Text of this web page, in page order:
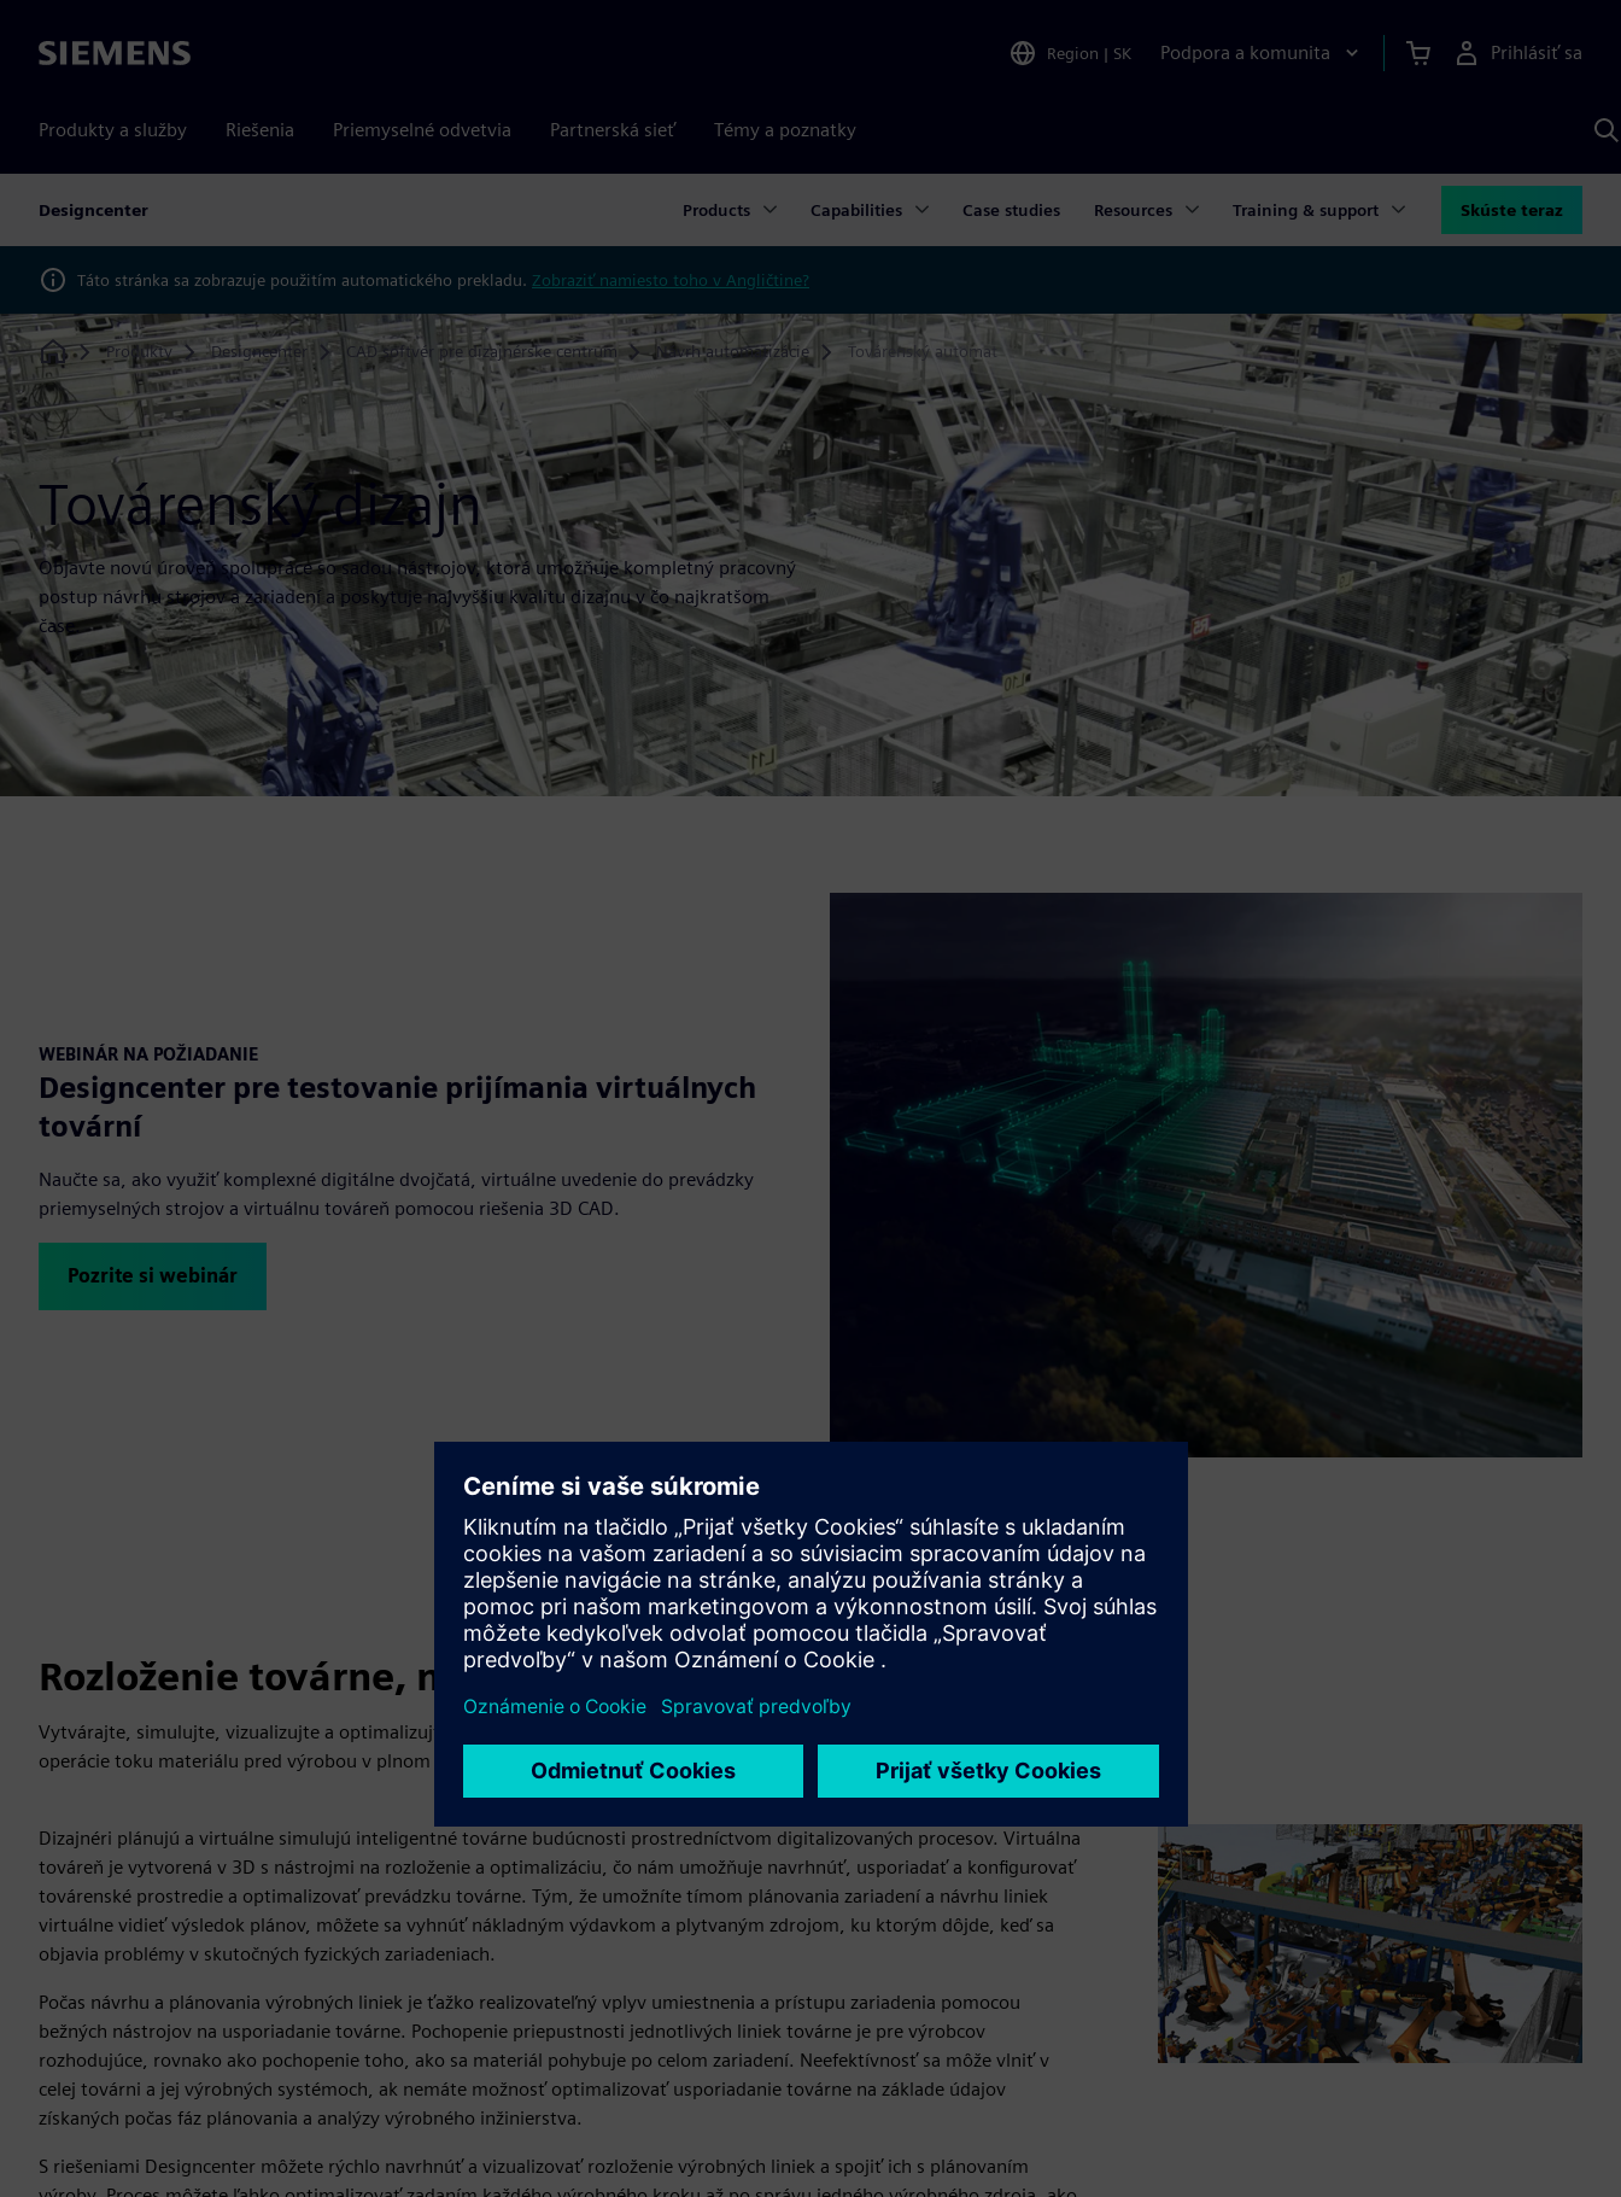
Siemens Region | SK Podpora a komunita Prihlásiť sa
Produkty a služby Riešenia Priemyselné odvetvia Partnerská sieť Témy a poznatky
Designcenter Products Capabilities Case studies Resources Training & support Skúste teraz
Táto stránka sa zobrazuje použitím automatického prekladu. Zobraziť namiesto toho v Angličtine?
Home
Produkty Designcenter CAD softvér pre dizajnérske centrum Návrh automatizácie Továrenský automat
Továrenský dizajn
Objavte novú úroveň spolupráce so sadou nástrojov, ktorá umožňuje kompletný pracovný
postup návrhu strojov a zariadení a poskytuje najvyššiu kvalitu dizajnu v čo najkratšom
čase.
WEBINÁR NA POŽIADANIE
Designcenter pre testovanie prijímania virtuálnych
tovární
Naučte sa, ako využiť komplexné digitálne dvojčatá, virtuálne uvedenie do prevádzky
priemyselných strojov a virtuálnu továreň pomocou riešenia 3D CAD.
Pozrite si webinár
Rozloženie továrne, návrh linky a optimalizácia
Vytvárajte, simulujte, vizualizujte a optimalizujte 3D návrhy tovární rýchlejšie s cieľom zlepšiť logistiku továrne a
operácie toku materiálu pred výrobou v plnom objeme.
Dizajnéri plánujú a virtuálne simulujú inteligentné továrne budúcnosti prostredníctvom digitalizovaných procesov. Virtuálna
továreň je vytvorená v 3D s nástrojmi na rozloženie a optimalizáciu, čo nám umožňuje navrhnúť, usporiadať a konfigurovať
továrenské prostredie a optimalizovať prevádzku továrne. Tým, že umožníte tímom plánovania zariadení a návrhu liniek
virtuálne vidieť výsledok plánov, môžete sa vyhnúť nákladným výdavkom a plytvaným zdrojom, ku ktorým dôjde, keď sa
objavia problémy v skutočných fyzických zariadeniach.
Počas návrhu a plánovania výrobných liniek je ťažko realizovateľný vplyv umiestnenia a prístupu zariadenia pomocou
bežných nástrojov na usporiadanie továrne. Pochopenie priepustnosti jednotlivých liniek továrne je pre výrobcov
rozhodujúce, rovnako ako pochopenie toho, ako sa materiál pohybuje po celom zariadení. Neefektívnosť sa môže vlniť v
celej továrni a jej výrobných systémoch, ak nemáte možnosť optimalizovať usporiadanie továrne na základe údajov
získaných počas fáz plánovania a analýzy výrobného inžinierstva.
S riešeniami Designcenter môžete rýchlo navrhnúť a vizualizovať rozloženie výrobných liniek a spojiť ich s plánovaním